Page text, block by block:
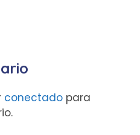
conectado para